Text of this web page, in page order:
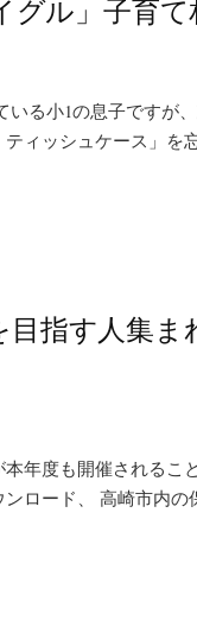
グル」子育
る小1の息子ですが
ィッシュケース」を
目指す人集
年度も開催されるこ
ロード、 高崎市内